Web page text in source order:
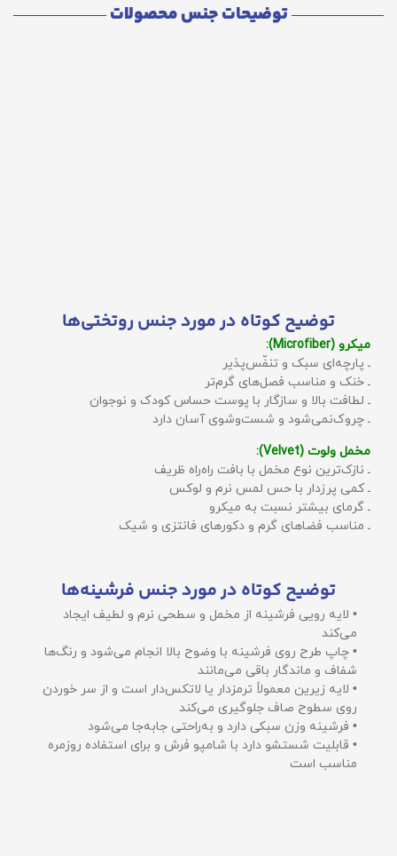
توضیحات جنس محصولات
توضیح کوتاه در مورد جنس روتختی‌ها
میکرو (Microfiber):
ـ پارچه‌ای سبک و تنفّس‌پذیر
ـ خنک و مناسب فصل‌های گرم‌تر
ـ لطافت بالا و سازگار با پوست حساس کودک و نوجوان
ـ چروک‌نمی‌شود و شست‌وشوی آسان دارد
مخمل ولوت (Velvet):
ـ نازک‌ترین نوع مخمل با بافت راه‌راه ظریف
ـ کمی پرزدار با حس لمس نرم و لوکس
ـ گرمای بیشتر نسبت به میکرو
ـ مناسب فضاهای گرم و دکورهای فانتزی و شیک
توضیح کوتاه در مورد جنس فرشینه‌ها
• لایه رویی فرشینه از مخمل و سطحی نرم و لطیف ایجاد
می‌کند
• چاپ طرح روی فرشینه با وضوح بالا انجام می‌شود و رنگ‌ها
شفاف و ماندگار باقی می‌مانند
• لایه زیرین معمولاً ترمزدار یا لاتکس‌دار است و از سر خوردن
روی سطوح صاف جلوگیری می‌کند
• فرشینه وزن سبکی دارد و به‌راحتی جابه‌جا می‌شود
• قابلیت شستشو دارد با شامپو فرش و برای استفاده روزمره
مناسب است